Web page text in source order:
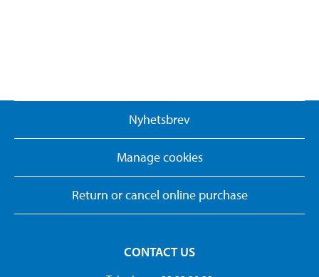
Nyhetsbrev
Manage cookies
Return or cancel online purchase
CONTACT US